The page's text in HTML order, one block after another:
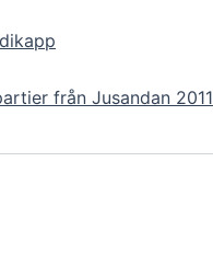
från Jusandan 2011